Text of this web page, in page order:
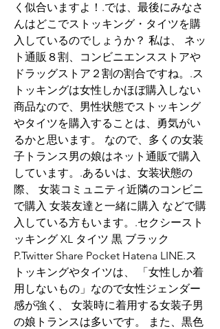
く似合いますよ！.では、最後にみなさ
んはどこでストッキング・タイツを購
入しているのでしょうか？ 私は、 ネッ
ト通販８割、コンビニエンスストアや
ドラッグストア２割の割合ですね。.ス
トッキングは女性しかほぼ購入しない
商品なので、男性状態でストッキング
やタイツを購入することは、勇気がい
るかと思います。 なので、多くの女装
子トランス男の娘はネット通販で購入
しています。.あるいは、女装状態の
際、 女装コミュニティ近隣のコンビニ
で購入 女装友達と一緒に購入 などで購
入している方もいます。.セクシースト
ッキング XL タイツ 黒 ブラック
P.Twitter Share Pocket Hatena LINE.ス
トッキングやタイツは、 「女性しか着
用しないもの」なので女性ジェンダー
感が強く、 女装時に着用する女装子男
の娘トランスは多いです。 また、黒色